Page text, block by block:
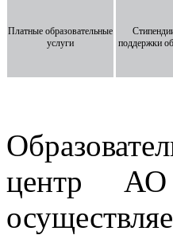
Платные образовательные
услуги
поддержки
центр АО